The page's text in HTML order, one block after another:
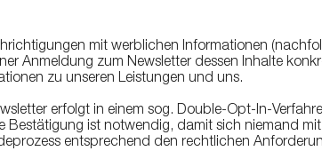
mit werblichen Informationen
Anmeldung zum Newsletter dessen Inhalte
zu unseren Leistungen und uns.
erfolgt in einem sog. Double-Opt-In-
Bestätigung ist notwendig, damit sich niemand
entsprechend den rechtlichen